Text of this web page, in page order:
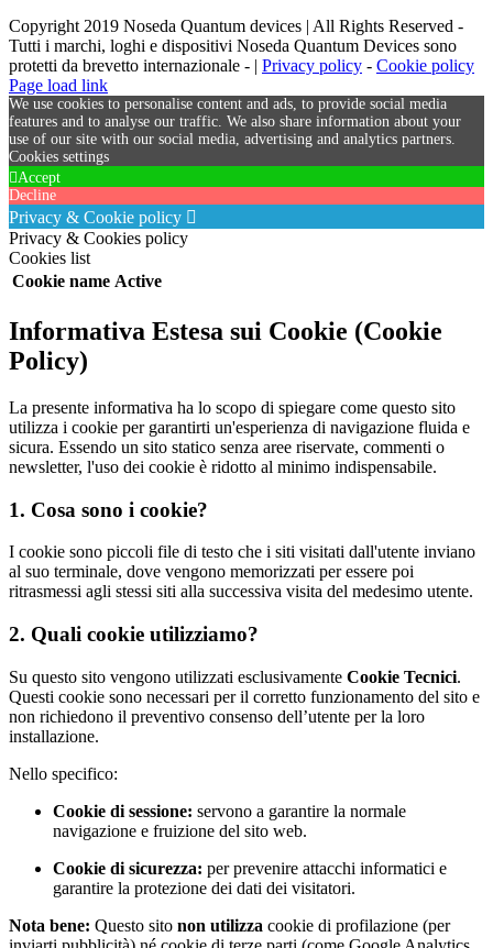
Copyright 2019 Noseda Quantum devices | All Rights Reserved -
Tutti i marchi, loghi e dispositivi Noseda Quantum Devices sono
protetti da brevetto internazionale - | Privacy policy - Cookie policy
Page load link
We use cookies to personalise content and ads, to provide social media
features and to analyse our traffic. We also share information about your
use of our site with our social media, advertising and analytics partners.
Cookies settings
Accept
Decline
Privacy & Cookie policy
Privacy & Cookies policy
Cookies list
Cookie name Active
Informativa Estesa sui Cookie (Cookie
Policy)
La presente informativa ha lo scopo di spiegare come questo sito
utilizza i cookie per garantirti un'esperienza di navigazione fluida e
sicura. Essendo un sito statico senza aree riservate, commenti o
newsletter, l'uso dei cookie è ridotto al minimo indispensabile.
1. Cosa sono i cookie?
I cookie sono piccoli file di testo che i siti visitati dall'utente inviano
al suo terminale, dove vengono memorizzati per essere poi
ritrasmessi agli stessi siti alla successiva visita del medesimo utente.
2. Quali cookie utilizziamo?
Su questo sito vengono utilizzati esclusivamente Cookie Tecnici.
Questi cookie sono necessari per il corretto funzionamento del sito e
non richiedono il preventivo consenso dell’utente per la loro
installazione.
Nello specifico:
Cookie di sessione: servono a garantire la normale
navigazione e fruizione del sito web.
Cookie di sicurezza: per prevenire attacchi informatici e
garantire la protezione dei dati dei visitatori.
Nota bene: Questo sito non utilizza cookie di profilazione (per